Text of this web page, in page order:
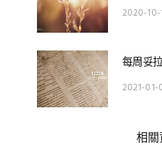
2020-10-
2021-01-
相關